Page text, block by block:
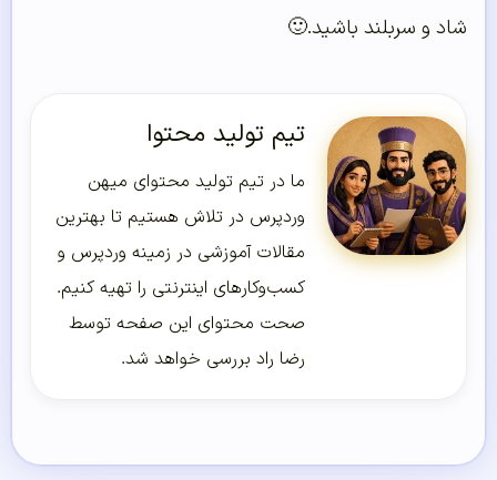
شاد و سربلند باشید.🙂
تیم تولید محتوا
ما در تیم تولید محتوای میهن
وردپرس در تلاش هستیم تا بهترین
مقالات آموزشی در زمینه وردپرس و
کسب‌و‌کارهای اینترنتی را تهیه کنیم.
صحت محتوای این صفحه توسط
رضا راد بررسی خواهد شد.